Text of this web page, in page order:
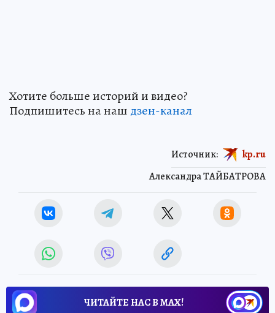
Хотите больше историй и видео?
Подпишитесь на наш дзен-канал
Александра ТАЙБАТРОВА
Источник: kp.ru
ЧИТАЙТЕ НАС В МАХ!